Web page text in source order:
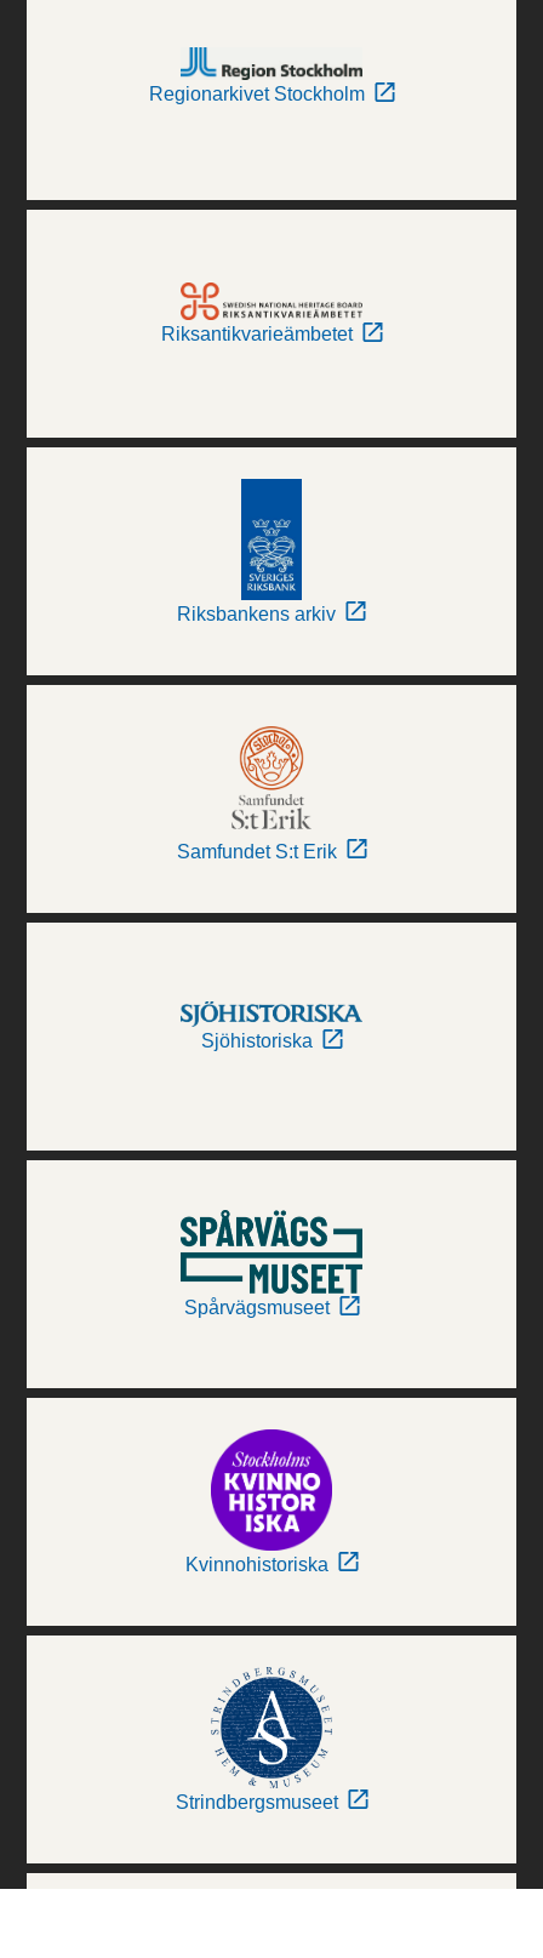
Regionarkivet Stockholm
Riksantikvarieämbetet
Riksbankens arkiv
Samfundet S:t Erik
Sjöhistoriska
Spårvägsmuseet
Kvinnohistoriska
Strindbergsmuseet